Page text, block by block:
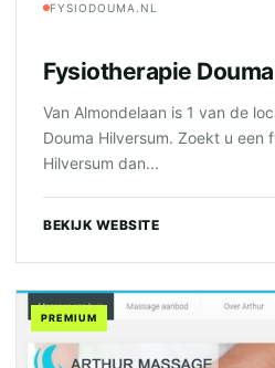
FYSIODOUMA.NL
Fysiotherapie
Van Almondelaan is 1 van de
Douma Hilversum. Zoekt u een
Hilversum dan...
BEKIJK WEBSITE
PREMIUM